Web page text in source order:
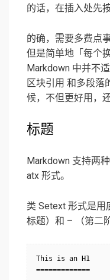
的话，在插入处先
的确，需要多费点
但是简单地「每个
Markdown 中并不
区块引用 和多段落
候，不但更好用，
标题
Markdown 支持两
atx 形式。
类 Setext 形式是用
标题）和 – （第二
This is an H1
=============